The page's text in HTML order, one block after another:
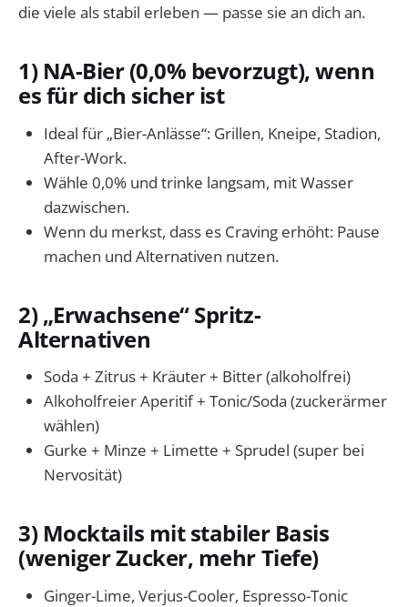
die viele als stabil erleben — passe sie an dich an.
1) NA-Bier (0,0% bevorzugt), wenn
es für dich sicher ist
Ideal für „Bier-Anlässe“: Grillen, Kneipe, Stadion,
After-Work.
Wähle 0,0% und trinke langsam, mit Wasser
dazwischen.
Wenn du merkst, dass es Craving erhöht: Pause
machen und Alternativen nutzen.
2) „Erwachsene“ Spritz-
Alternativen
Soda + Zitrus + Kräuter + Bitter (alkoholfrei)
Alkoholfreier Aperitif + Tonic/Soda (zuckerärmer
wählen)
Gurke + Minze + Limette + Sprudel (super bei
Nervosität)
3) Mocktails mit stabiler Basis
(weniger Zucker, mehr Tiefe)
Ginger-Lime, Verjus-Cooler, Espresso-Tonic